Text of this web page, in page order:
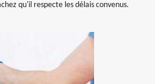
qu'il respecte les délais convenus.